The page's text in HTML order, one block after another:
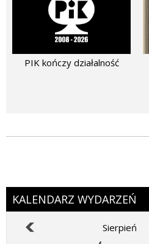
PIK kończy działalność
KALENDARZ WYDARZEŃ
Sierpień